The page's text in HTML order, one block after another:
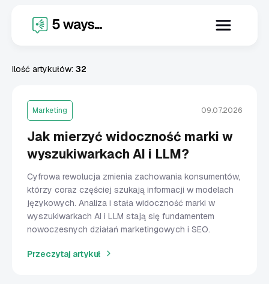
Marketing
Ilość artykułów: 32
Marketing 09.07.2026
Jak mierzyć widoczność marki w
wyszukiwarkach AI i LLM?
Cyfrowa rewolucja zmienia zachowania konsumentów,
którzy coraz częściej szukają informacji w modelach
językowych. Analiza i stała widoczność marki w
wyszukiwarkach AI i LLM stają się fundamentem
nowoczesnych działań marketingowych i SEO.
Przeczytaj artykuł